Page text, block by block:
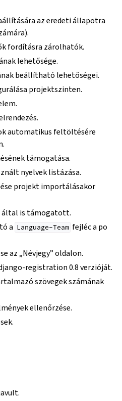
az eredeti állapotra
fordításra zárolhatók.
lehetősége.
beállítható lehetőségei.
projektszinten.
automatikus feltöltésére
támogatása.
nyelvek listázása.
projekt importálásakor
által is támogatott.
a Language-Team fejléc a po
az „Névjegy” oldalon.
registration 0.8 verzióját.
szövegek számának
ellenőrzése.